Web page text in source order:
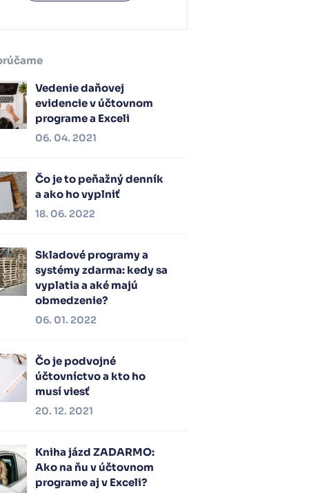
Vedenie daňovej
evidencie v účtovnom
programe a Exceli
06. 04. 2021
Čo je to peňažný denník
a ako ho vyplniť
18. 06. 2022
Skladové programy a
systémy zdarma: kedy sa
vyplatia a aké majú
obmedzenie?
06. 01. 2022
Čo je podvojné
účtovníctvo a kto ho
musí viesť
20. 12. 2021
Kniha jázd ZADARMO:
Ako na ňu v účtovnom
programe aj v Exceli?